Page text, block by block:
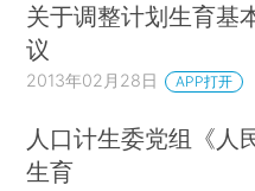
关于调整计划生育基
议
2013年02月28日 APP打开
人口计生委党组《人
生育